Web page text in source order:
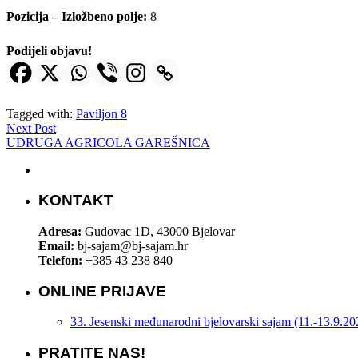
Pozicija – Izložbeno polje: 8
Podijeli objavu!
Tagged with: Paviljon 8
Next Post
UDRUGA AGRICOLA GAREŠNICA
KONTAKT
Adresa: Gudovac 1D, 43000 Bjelovar
Email: bj-sajam@bj-sajam.hr
Telefon: +385 43 238 840
ONLINE PRIJAVE
33. Jesenski međunarodni bjelovarski sajam (11.-
PRATITE NAS!